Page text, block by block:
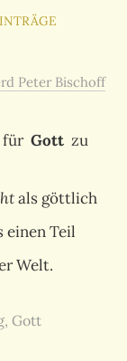
Peter Bischoff
für Gottzu
als göttlich
einen Teil
Welt.
, Gott